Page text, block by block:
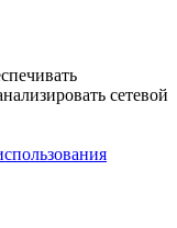
сетевой